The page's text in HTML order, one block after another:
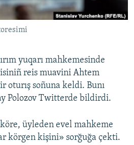
yuqarı mahkemesinde
reis muavini Ahtem
oturış soñuna keldi. Bunı
Polozov Twitterde bildirdi.
üyleden evel mahkeme
körgen kişini» sorğuğa çekti.